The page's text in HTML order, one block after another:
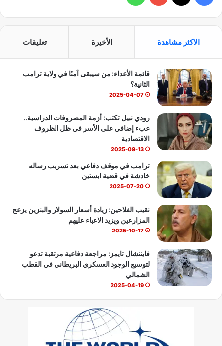
ي
و
ك
X
Y
T
u
e
ا
ا
ب
الاكثر مشاهدة الأخيرة تعليقات
قائمة الأعداء: من سيبقى آمنًا في ولاية ترامب
الثانية؟
2025-04-07
رودي نبيل تكتب: أزمة المصروفات الدراسية..
عبء إضافي على الأسر في ظل الظروف
الاقتصادية
2025-09-13
ترامب في موقف دفاعي بعد تسريب رساله
خادشة في قضية ابستين
2025-07-20
نقيب الفلاحين: زيادة أسعار السولار والبنزين يزعج
المزارعين ويزيد الاعباء عليهم
2025-10-17
فايننشال تايمز: مراجعة دفاعية مرتقبة تدعو
لتوسيع الوجود العسكري البريطاني في القطب
الشمالي
2025-04-19